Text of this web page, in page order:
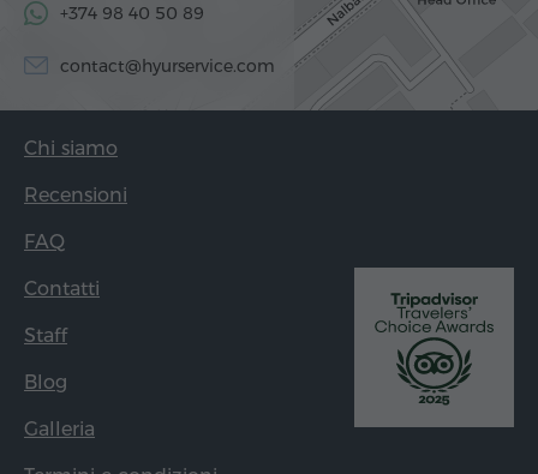
+374 98 40 50 89
contact@hyurservice.com
Chi siamo
Recensioni
FAQ
Contatti
Staff
Blog
Galleria